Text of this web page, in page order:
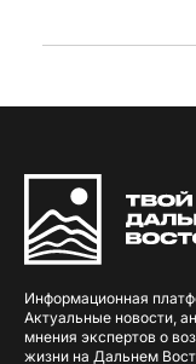
Информационная
Актуальные новости,
мнения экспертов о
жизни на Дальнем